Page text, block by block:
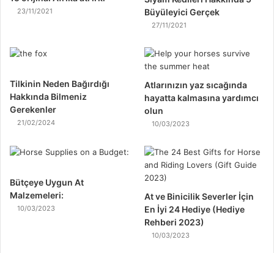
23/11/2021
Büyüleyici Gerçek
27/11/2021
Tilkinin Neden Bağırdığı
Hakkında Bilmeniz
Gerekenler
21/02/2024
Atlarınızın yaz sıcağında
hayatta kalmasına yardımcı
olun
10/03/2023
Bütçeye Uygun At
Malzemeleri:
10/03/2023
At ve Binicilik Severler İçin
En İyi 24 Hediye (Hediye
Rehberi 2023)
10/03/2023